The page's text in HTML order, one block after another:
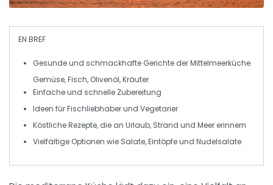
EN BREF
Gesundeund schmackhafte Gerichte derMittelmeerküche
Gemüse,Fisch, Olivenöl,Kräuter
Einfache und schnelle Zubereitung
Ideen fürFischliebhaberund Vegetarier
Köstliche Rezepte, die an Urlaub, Strand und Meer erinnern
Vielfältige Optionen wie Salate,Eintöpfeund Nudelsalate